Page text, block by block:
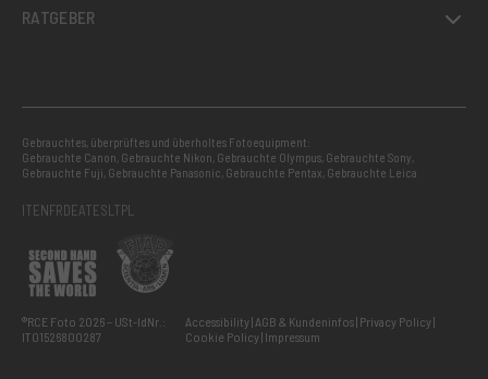
RATGEBER
Gebrauchtes, überprüftes und überholtes Fotoequipment:
Gebrauchte Canon, Gebrauchte Nikon, Gebrauchte Olympus, Gebrauchte Sony,
Gebrauchte Fuji, Gebrauchte Panasonic, Gebrauchte Pentax, Gebrauchte Leica
ITENFRDEATESLTPL
®RCE Foto 2026 – USt-IdNr.:
IT01526800287
Accessibility AGB & Kundeninfos Privacy Policy
Cookie Policy Impressum